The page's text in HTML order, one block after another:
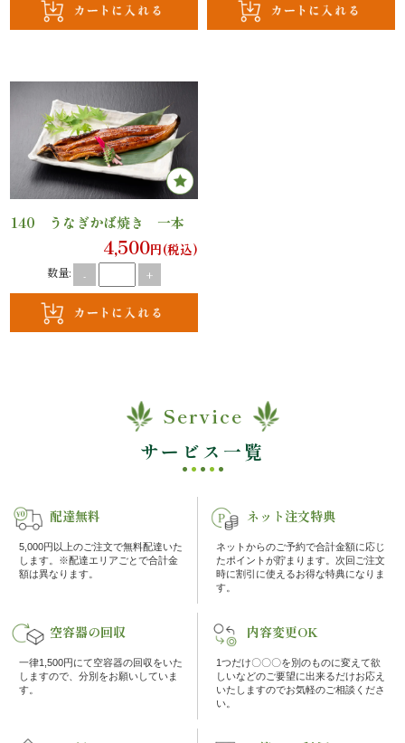
修
ン
チ
会・
ロ
ト
接
140 うなぎかば焼き 一本
4,500円(税込)
数量: - +
Service
サービス一覧
配達無料
5,000円以上のご注文で無料配達いた
します。※配達エリアごとで合計金
額は異なります。
ネット注文特典
ネットからのご予約で合計金額に応じ
たポイントが貯まります。次回ご注文
時に割引に使えるお得な特典になりま
す。
空容器の回収
一律1,500円にて空容器の回収をいた
しますので、分別をお願いしていま
す。
内容変更OK
1つだけ〇〇〇を別のものに変えて欲
しいなどのご要望に出来るだけお応え
いたしますのでお気軽のご相談くださ
い。